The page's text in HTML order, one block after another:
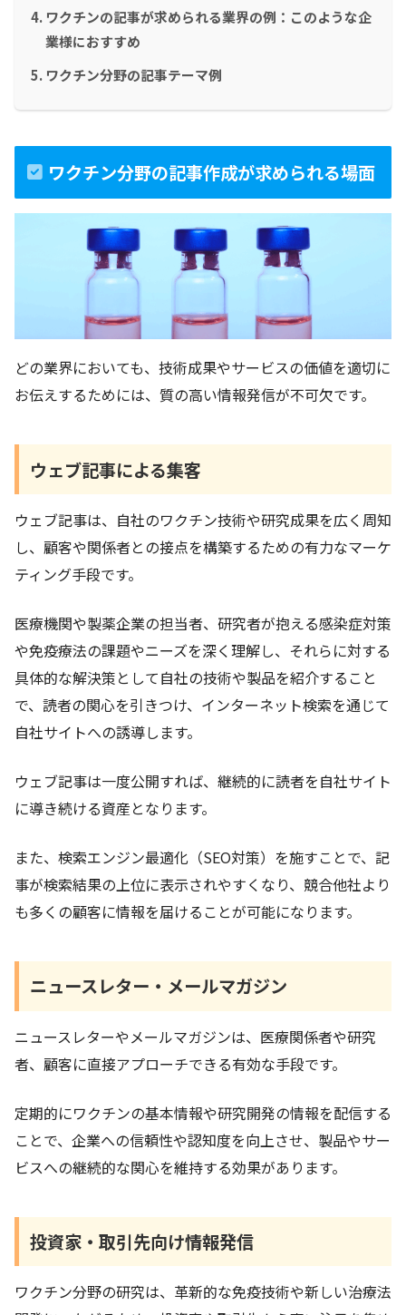
ワクチンの記事が求められる業界の例：このような企
業様におすすめ
ワクチン分野の記事テーマ例
ワクチン分野の記事作成が求められる場面
どの業界においても、技術成果やサービスの価値を適切に
お伝えするためには、質の高い情報発信が不可欠です。
ウェブ記事による集客
ウェブ記事は、自社のワクチン技術や研究成果を広く周知
し、顧客や関係者との接点を構築するための有力なマーケ
ティング手段です。
医療機関や製薬企業の担当者、研究者が抱える感染症対策
や免疫療法の課題やニーズを深く理解し、それらに対する
具体的な解決策として自社の技術や製品を紹介すること
で、読者の関心を引きつけ、インターネット検索を通じて
自社サイトへの誘導します。
ウェブ記事は一度公開すれば、継続的に読者を自社サイト
に導き続ける資産となります。
また、検索エンジン最適化（SEO対策）を施すことで、記
事が検索結果の上位に表示されやすくなり、競合他社より
も多くの顧客に情報を届けることが可能になります。
ニュースレター・メールマガジン
ニュースレターやメールマガジンは、医療関係者や研究
者、顧客に直接アプローチできる有効な手段です。
定期的にワクチンの基本情報や研究開発の情報を配信する
ことで、企業への信頼性や認知度を向上させ、製品やサー
ビスへの継続的な関心を維持する効果があります。
投資家・取引先向け情報発信
ワクチン分野の研究は、革新的な免疫技術や新しい治療法